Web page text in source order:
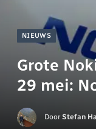
NIEUWS
Grote
29 mei:
Door Stefan